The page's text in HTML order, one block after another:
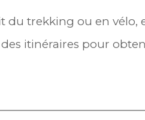
trekking ou en vélo,
itinéraires pour